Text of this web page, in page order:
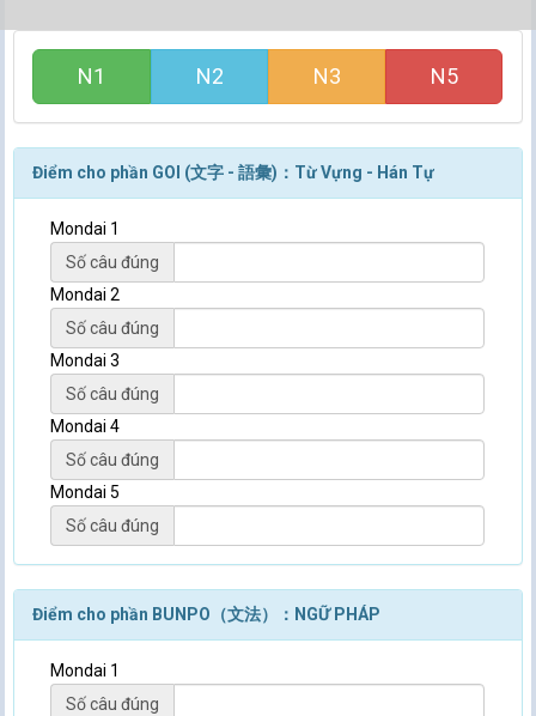
N1 N2 N3 N5
Điểm cho phần GOI (文字 - 語彙)：Từ Vựng - Hán Tự
Mondai 1
Số câu đúng
Mondai 2
Số câu đúng
Mondai 3
Số câu đúng
Mondai 4
Số câu đúng
Mondai 5
Số câu đúng
Điểm cho phần BUNPO（文法）：NGỮ PHÁP
Mondai 1
Số câu đúng